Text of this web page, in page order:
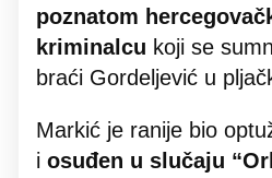
poznatom
kriminalcu koji se
braći Gordeljević u
Markić je ranije bio
i osuđen u slučaju